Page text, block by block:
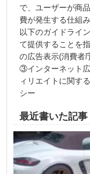
で、ユーザーが商
費が発生する仕組
以下のガイドライ
て提供することを
の広告表示(消費者
③インターネット
ィリエイトに関す
シー
最近書いた記事